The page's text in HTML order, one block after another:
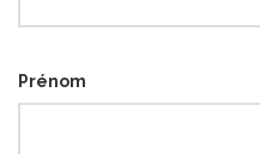
Prénom